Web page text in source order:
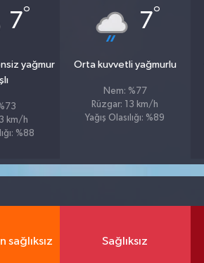
7°
yağmur
km/h
%88
7°
Orta kuvvetli yağmurlu
Nem: %77
Rüzgar: 13 km/h
Yağış Olasılığı: %89
sağlıksız Sağlıksız